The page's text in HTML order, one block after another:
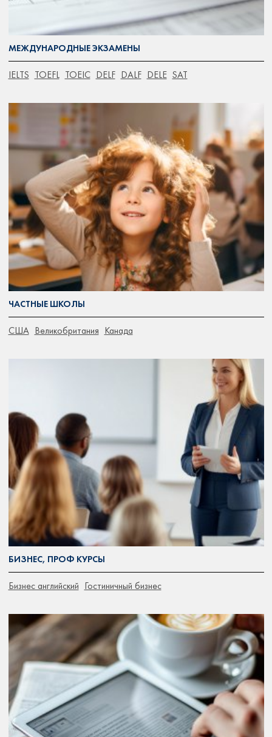
МЕЖДУНАРОДНЫЕ ЭКЗАМЕНЫ
IELTS TOEFL TOEIC DELF DALF DELE SAT
ЧАСТНЫЕ ШКОЛЫ
CША Великобритания Канада
БИЗНЕС, ПРОФ КУРСЫ
Бизнес английский Гостиничный бизнес